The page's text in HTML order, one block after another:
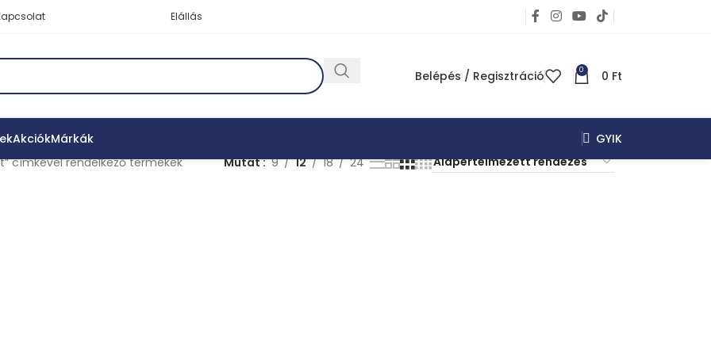
Elállás
Belépés / Regisztráció 0 0 Ft
AkciókMárkák GYIK
címkével rendelkező termékek Mutat 9 12 18 24